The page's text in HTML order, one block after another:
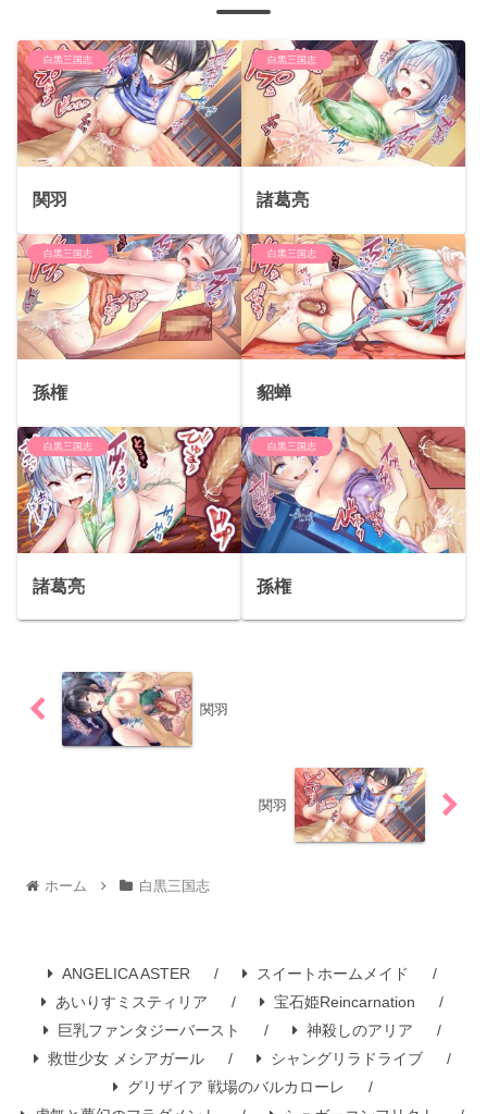
白黒三国志
関羽
白黒三国志
諸葛亮
白黒三国志
孫権
白黒三国志
貂蝉
白黒三国志
諸葛亮
白黒三国志
孫権
関羽
関羽
ホーム 白黒三国志
ANGELICA ASTER
スイートホームメイド
あいりすミスティリア
宝石姫Reincarnation
巨乳ファンタジーバースト
神殺しのアリア
救世少女 メシアガール
シャングリラドライブ
グリザイア 戦場のバルカローレ